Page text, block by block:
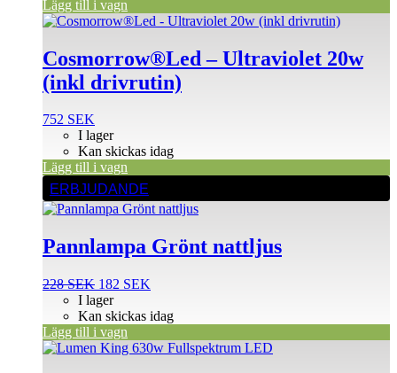
Lägg till i vagn
Cosmorrow®Led – Ultraviolet 20w
(inkl drivrutin)
752 SEK
I lager
Kan skickas idag
Lägg till i vagn
ERBJUDANDE
Pannlampa Grönt nattljus
228SEK Det
ursprungliga
priset
var:
228 SEK.
182 SEK
priset
182 SEK.
I lager
Kan skickas idag
Lägg till i vagn